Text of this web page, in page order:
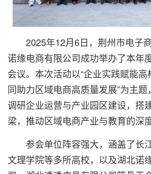
2025年12月6日，荆州市电子
诺缘电商有限公司成功举办了本年
会议。本次活动以“企业实践赋能
同助力区域电商高质量发展”为主
调研企业运营与产业园区建设，搭
梁，推动区域电商产业与教育的深
参会单位阵容强大，涵盖了长
文理学院等多所高校，以及湖北诺